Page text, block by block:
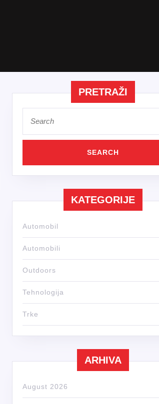
PRETRAŽI
for:
KATEGORIJE
Automobil
Automobili
Outdoors
Tehnologija
Trke
ARHIVA
August 2026